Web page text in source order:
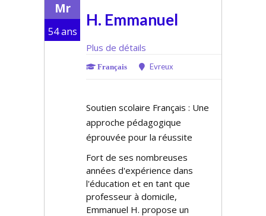
Mr
54 ans
H. Emmanuel
Plus de détails
Français Evreux
Soutien scolaire Français : Une
approche pédagogique
éprouvée pour la réussite
Fort de ses nombreuses
années d'expérience dans
l'éducation et en tant que
professeur à domicile,
Emmanuel H. propose un